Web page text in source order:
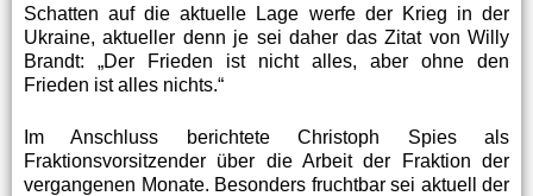
Schatten auf die aktuelle Lage werfe der Krieg in der
Ukraine, aktueller denn je sei daher das Zitat von Willy
Brandt: „Der Frieden ist nicht alles, aber ohne den
Frieden ist alles nichts.“
Im Anschluss berichtete Christoph Spies als
Fraktionsvorsitzender über die Arbeit der Fraktion der
vergangenen Monate. Besonders fruchtbar sei aktuell der